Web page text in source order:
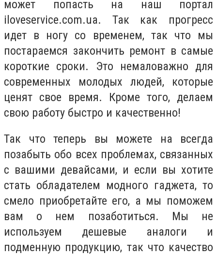
может попасть на наш портал
iloveservice.com.ua. Так как прогресс
идет в ногу со временем, так что мы
постараемся закончить ремонт в самые
короткие сроки. Это немаловажно для
современных молодых людей, которые
ценят свое время. Кроме того, делаем
свою работу быстро и качественно!
Так что теперь вы можете на всегда
позабыть обо всех проблемах, связанных
с вашими девайсами, и если вы хотите
стать обладателем модного гаджета, то
смело приобретайте его, а мы поможем
вам о нем позаботиться. Мы не
используем дешевые аналоги и
подменную продукцию, так что качество